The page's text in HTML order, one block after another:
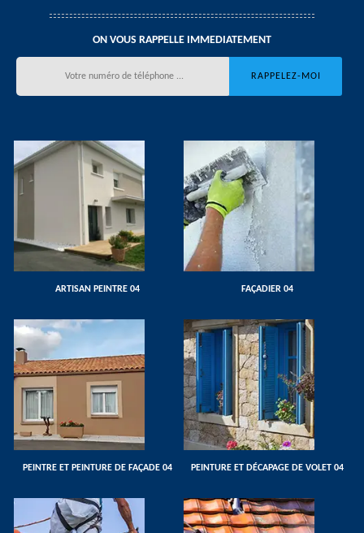
ON VOUS RAPPELLE IMMEDIATEMENT
ARTISAN PEINTRE 04 FAÇADIER 04
PEINTRE ET PEINTURE DE FAÇADE 04 PEINTURE ET DÉCAPAGE DE VOLET 04